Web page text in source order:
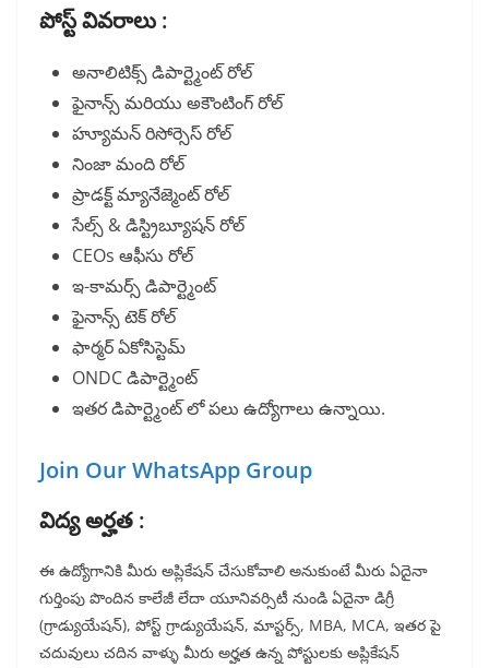
పోస్ట్ వివరాలు :
అనాలిటిక్స్ డిపార్ట్మెంట్ రోల్
ఫైనాన్స్ మరియు అకౌంటింగ్ రోల్
హ్యూమన్ రిసోర్సెస్ రోల్
నింజా మంది రోల్
ప్రాడక్ట్ మ్యానేజ్మెంట్ రోల్
సేల్స్ & డిస్ట్రిబ్యూషన్ రోల్
CEOs ఆఫీసు రోల్
ఇ-కామర్స్ డిపార్ట్మెంట్
ఫైనాన్స్ టెక్ రోల్
ఫార్మర్ ఏకోసిస్టెమ్
ONDC డిపార్ట్మెంట్
ఇతర డిపార్ట్మెంట్ లో పలు ఉద్యోగాలు ఉన్నాయి.
Join Our WhatsApp Group
విద్య అర్హత :
ఈ ఉద్యోగానికి మీరు అప్లికేషన్ చేసుకోవాలి అనుకుంటే మీరు ఏదైనా
గుర్తింపు పొందిన కాలేజీ లేదా యూనివర్సిటీ నుండి ఏదైనా డిగ్రీ
(గ్రాడ్యుయేషన్), పోస్ట్ గ్రాడ్యుయేషన్, మాస్టర్స్, MBA, MCA, ఇతర పై
చదువులు చదిన వాళ్ళు మీరు అర్హత ఉన్న పోస్టులకు అప్లికేషన్